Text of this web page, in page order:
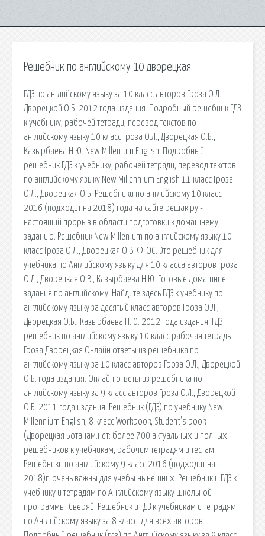
Решебник по английскому 10 дворецкая
ГДЗ по английскому языку за 10 класс авторов Гроза О.Л.,
Дворецкой О.Б. 2012 года издания. Подробный решебник ГДЗ
к учебнику, рабочей тетради, перевод текстов по
английскому языку 10 класс Гроза О.Л., Дворецкая О.Б.,
Казырбаева Н.Ю. New Millenium English. Подробный
решебник ГДЗ к учебнику, рабочей тетради, перевод текстов
по английскому языку New Millennium English 11 класс Гроза
О.Л., Дворецкая О.Б. Решебники по английскому 10 класс
2016 (подходит на 2018) года на сайте решак.ру -
настоящий прорыв в области подготовки к домашнему
заданию. Решебник New Millenium по английскому языку 10
класс Гроза О.Л., Дворецкая О.В. ФГОС. Это решебник для
учебника по Английскому языку для 10 класса авторов Гроза
О.Л., Дворецкая О.В., Казырбаева Н.Ю. Готовые домашние
задания по английскому. Найдите здесь ГДЗ к учебнику по
английскому языку за десятый класс авторов Гроза О.Л.,
Дворецкая О.Б., Казырбаева Н.Ю. 2012 года издания. ГДЗ
решебник по английскому языку 10 класс рабочая тетрадь
Гроза Дворецкая Онлайн ответы из решебника по
английскому языку за 10 класс авторов Гроза О.Л., Дворецкой
О.Б. года издания. Онлайн ответы из решебника по
английскому языку за 9 класс авторов Гроза О.Л., Дворецкой
О.Б. 2011 года издания. Решебник (ГДЗ) по учебнику New
Millennium English, 8 класс Workbook, Student's book
(Дворецкая Ботанам.нет: более 700 актуальных и полных
решебников к учебникам, рабочим тетрадям и тестам.
Решебники по английскому 9 класс 2016 (подходит на
2018)г. очень важны для учебы нынешних. Решебник и ГДЗ к
учебнику и тетрадям по Английскому языку школьной
программы. Сверяй. Решебник и ГДЗ к учебникам и тетрадям
по Английскому языку за 8 класс, для всех авторов.